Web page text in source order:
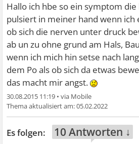
Hallo ich hbe so ein symptom
pulsiert in meiner hand wenn ich
ob sich die nerven unter druck
ab un zu ohne grund am Hals,
wenn ich mich hin setse nach
dem Po als ob sich da etwas
das macht mir angst.
30.08.2015 11:19 •
05.02.2022
10 Antworten ↓